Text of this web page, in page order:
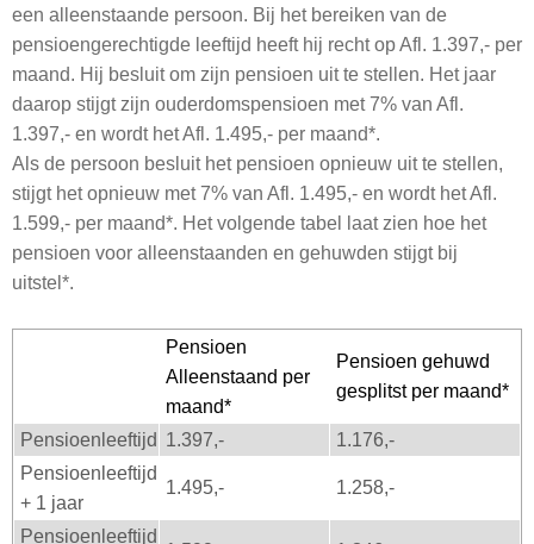
een alleenstaande persoon. Bij het bereiken van de
pensioengerechtigde leeftijd heeft hij recht op Afl. 1.397,- per
maand. Hij besluit om zijn pensioen uit te stellen. Het jaar
daarop stijgt zijn ouderdomspensioen met 7% van Afl.
1.397,- en wordt het Afl. 1.495,- per maand*.
Als de persoon besluit het pensioen opnieuw uit te stellen,
stijgt het opnieuw met 7% van Afl. 1.495,- en wordt het Afl.
1.599,- per maand*. Het volgende tabel laat zien hoe het
pensioen voor alleenstaanden en gehuwden stijgt bij
uitstel*.
Pensioen
Alleenstaand per
maand*
Pensioen gehuwd
gesplitst per maand*
Pensioenleeftijd 1.397,-
1.176,-
Pensioenleeftijd
+ 1 jaar
1.495,- 1.258,-
Pensioenleeftijd